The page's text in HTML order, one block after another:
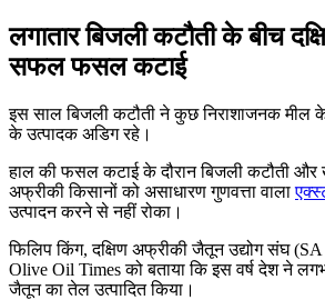
लगातार बिजली कटौती के बीच
सफल फसल कटाई
इस साल बिजली कटौती ने कुछ निराशाजनक मील
के उत्पादक अडिग रहे।
हाल की फसल कटाई के दौरान बिजली कटौती और
अफ्रीकी किसानों को असाधारण गुणवत्ता वाला
उत्पादन करने से नहीं रोका।
फिलिप किंग, दक्षिण अफ्रीकी जैतून उद्योग संघ
Olive Oil Times को बताया कि इस वर्ष देश ने
जैतून का तेल उत्पादित किया।